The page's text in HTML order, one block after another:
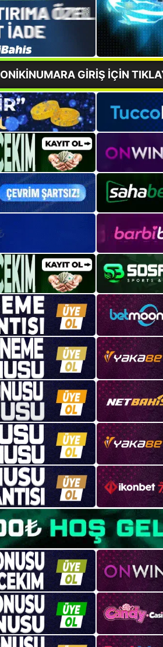
ONİKİNUMARA GİRİŞ İÇİN